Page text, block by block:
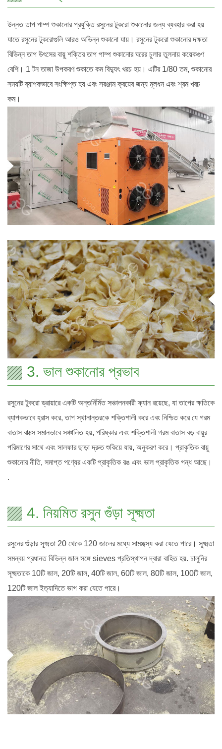
উন্নত তাপ পাম্প শুকানোর প্রযুক্তি রসুনের টুকরো শুকানোর জন্য ব্যবহার করা হয়
যাতে রসুনের টুকরোগুলি আরও অভিন্ন শুকানো যায়। রসুনের টুকরো শুকানোর দক্ষতা
বিভিন্ন তাপ উৎসের বায়ু শক্তির তাপ পাম্প শুকানোর ঘরের চুলার তুলনায় কয়েকগুণ
বেশি। 1 টন তাজা উপকরণ শুকাতে কম বিদ্যুৎ খরচ হয়। এটির 1/80 তম, শুকানোর
সময়টি ব্যাপকভাবে সংক্ষিপ্ত হয় এবং সরঞ্জাম ক্রয়ের জন্য মূলধন এবং শ্রম খরচ
কম।
3. ভাল শুকানোর প্রভাব
রসুনের টুকরো ড্রায়ারে একটি অন্তর্নির্মিত সঞ্চালনকারী ফ্যান রয়েছে, যা তাপের ক্ষতিকে
ব্যাপকভাবে হ্রাস করে, তাপ স্থানান্তরকে শক্তিশালী করে এবং নিশ্চিত করে যে গরম
বাতাস বাক্সে সমানভাবে সঞ্চালিত হয়, পরিষ্কার এবং শক্তিশালী গরম বাতাস বড় বায়ুর
পরিমাণের সাথে এবং সালফার ছাড়া দ্রুত শুকিয়ে যায়, অনুকরণ করে। প্রাকৃতিক বায়ু
শুকানোর নীতি, সমাপ্ত পণ্যের একটি প্রাকৃতিক রঙ এবং ভাল প্রাকৃতিক গন্ধ আছে।
.
4. নিয়মিত রসুন গুঁড়া সূক্ষ্মতা
রসুনের গুঁড়ার সূক্ষ্মতা 20 থেকে 120 জালের মধ্যে সামঞ্জস্য করা যেতে পারে। সূক্ষ্মতা
সমন্বয় প্রধানত বিভিন্ন জাল সঙ্গে sieves প্রতিস্থাপন দ্বারা বাহিত হয়. চালুনির
সূক্ষ্মতাকে 10টি জাল, 20টি জাল, 40টি জাল, 60টি জাল, 80টি জাল, 100টি জাল,
120টি জাল ইত্যাদিতে ভাগ করা যেতে পারে।